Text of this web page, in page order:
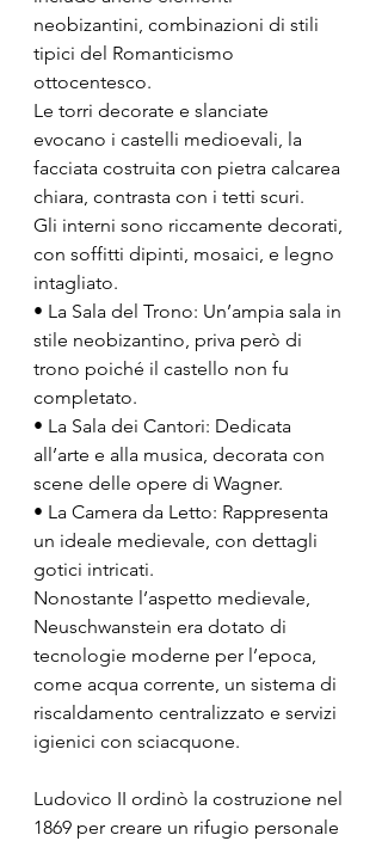
neobizantini, combinazioni di stili
tipici del Romanticismo
ottocentesco.
Le torri decorate e slanciate
evocano i castelli medioevali, la
facciata costruita con pietra calcarea
chiara, contrasta con i tetti scuri.
Gli interni sono riccamente decorati,
con soffitti dipinti, mosaici, e legno
intagliato.
• La Sala del Trono: Un’ampia sala in
stile neobizantino, priva però di
trono poiché il castello non fu
completato.
• La Sala dei Cantori: Dedicata
all’arte e alla musica, decorata con
scene delle opere di Wagner.
• La Camera da Letto: Rappresenta
un ideale medievale, con dettagli
gotici intricati.
Nonostante l’aspetto medievale,
Neuschwanstein era dotato di
tecnologie moderne per l’epoca,
come acqua corrente, un sistema di
riscaldamento centralizzato e servizi
igienici con sciacquone.
Ludovico II ordinò la costruzione nel
1869 per creare un rifugio personale